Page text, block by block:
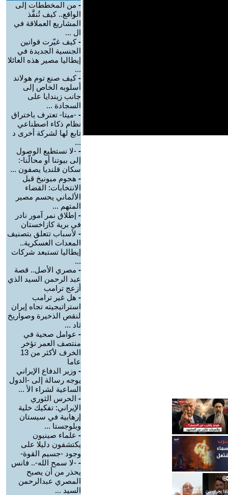
- من المخططات إلى
الواقع.. كيف تُنفَّذ
المشاريع العملاقة في
ال ...
-كيف غيّرت قوانين
الجنسية الجديدة في
إيطاليا مصير هذه العائلا
...
-كيف صنع توم هولاند
أسلوبه الخاص إلى
جانب زيندايا على
السجادة ...
- -ميتا- تعترف باختراق
نظام ذكاء اصطناعي
تابع لها لشركة أخرى د
...
- -لا نستطيع الوصول
إلى بيوتنا أو محالّنا-:
سكان قلنديا يصفون ...
- هجوم ميونيخ قبل
الانتخابات: القضاء
الألماني يحسم مصير
المتهم ...
- إطلاق نمر آمور نادر
في برية كازاخستان
- لأسباب تتعلق بتصنيف
المعدات العسكرية..
إيطاليا تستبعد شركات
...
- مصري الأصل.. قصة
عبد الرحمن السيد الذي
أزعج ترامب
- هل غير ترامب
استراتيجيته تجاه إيران
لنقص الذخيرة وصواريخ
ثاد ...
- عوامل صحية في
منتصف العمر تؤخر
الخرف لأكثر من 13
عاما
- وزير الدفاع الإيراني
يوجه رسالة إلى -الدول
الساعية لشراء الأ ...
- الحرس الثوري
الإيراني: تفكيك خلية
إرهابية في سيستان
وبلوجستا ...
- علماء صينيون
يكتشفون دليلا على
وجود -جسيم القوة-
- -لا سمح الله-.. فانس
يحذر من أن يصبح
المصري عبدالرحمن
السيد ...